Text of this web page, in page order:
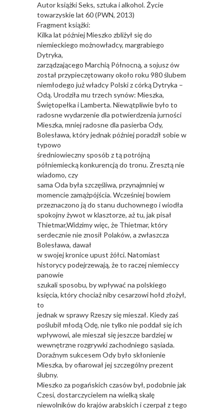
Autor książki Seks, sztuka i alkohol. Życie
towarzyskie lat 60 (PWN, 2013)
Fragment książki:
Kilka lat później Mieszko zbliżył się do
niemieckiego możnowładcy, margrabiego
Dytryka,
zarządzającego Marchią Północną, a sojusz ów
został przypieczętowany około roku 980 ślubem
niemłodego już władcy Polski z córką Dytryka –
Odą. Urodziła mu trzech synów: Mieszka,
Świętopełka i Lamberta. Niewątpliwie było to
radosne wydarzenie dla potwierdzenia jurności
Mieszka, mniej radosne dla pasierba Ody,
Bolesława, który jednak później poradził sobie w
typowo
średniowieczny sposób z tą potrójną
półniemiecką konkurencją do tronu. Zresztą nie
wiadomo, czy
sama Oda była szczęśliwa, przynajmniej w
momencie zamążpójścia. Wcześniej bowiem
przeznaczono ją do stanu duchownego i wiodła
spokojny żywot w klasztorze, aż tu, jak pisał
Thietmar,Widzimy więc, że Thietmar, który
serdecznie nie znosił Polaków, a zwłaszcza
Bolesława, dawał
w swojej kronice upust żółci. Natomiast
historycy podejrzewają, że to raczej niemieccy
panowie
szukali sposobu, by wpływać na polskiego
księcia, który chociaż niby cesarzowi hołd złożył,
to
jednak w sprawy Rzeszy się mieszał. Kiedy zaś
poślubił młodą Odę, nie tylko nie poddał się ich
wpływowi, ale mieszał się jeszcze bardziej w
wewnętrzne rozgrywki zachodniego sąsiada.
Doraźnym sukcesem Ody było skłonienie
Mieszka, by ofiarował jej szczególny prezent
ślubny.
Mieszko za pogańskich czasów był, podobnie jak
Czesi, dostarczycielem na wielką skalę
niewolników do krajów arabskich i czerpał z tego